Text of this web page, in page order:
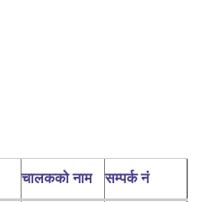
चालकको नाम सम्पर्क नं